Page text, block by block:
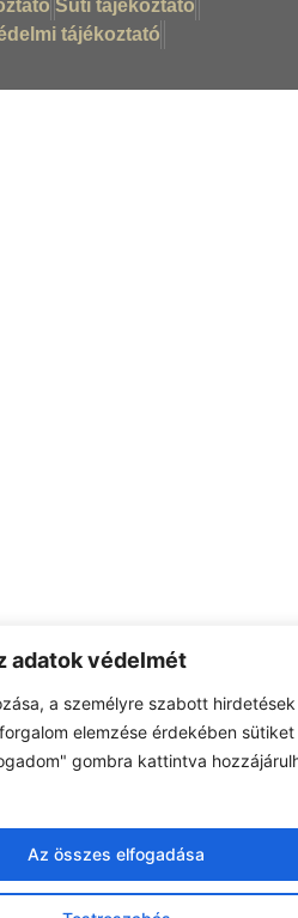
adatok védelmét
a személyre szabott
elemzése érdekében
gombra kattintva
Az összes elfogadása
Süti tájékoztató
tájékoztató